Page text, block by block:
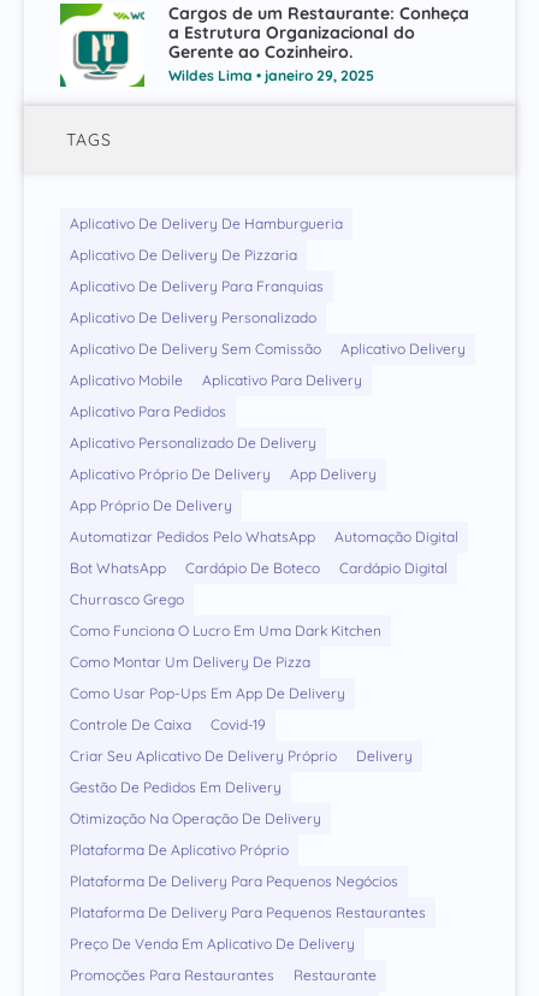
Cargos de um Restaurante: Conheça
a Estrutura Organizacional do
Gerente ao Cozinheiro.
Wildes Lima janeiro 29, 2025
TAGS
Aplicativo De Delivery De Hamburgueria
Aplicativo De Delivery De Pizzaria
Aplicativo De Delivery Para Franquias
Aplicativo De Delivery Personalizado
Aplicativo De Delivery Sem Comissão
Aplicativo Delivery
Aplicativo Mobile
Aplicativo Para Delivery
Aplicativo Para Pedidos
Aplicativo Personalizado De Delivery
Aplicativo Próprio De Delivery
App Delivery
App Próprio De Delivery
Automatizar Pedidos Pelo WhatsApp
Automação Digital
Bot WhatsApp
Cardápio De Boteco
Cardápio Digital
Churrasco Grego
Como Funciona O Lucro Em Uma Dark Kitchen
Como Montar Um Delivery De Pizza
Como Usar Pop-Ups Em App De Delivery
Controle De Caixa
Covid-19
Criar Seu Aplicativo De Delivery Próprio
Delivery
Gestão De Pedidos Em Delivery
Otimização Na Operação De Delivery
Plataforma De Aplicativo Próprio
Plataforma De Delivery Para Pequenos Negócios
Plataforma De Delivery Para Pequenos Restaurantes
Preço De Venda Em Aplicativo De Delivery
Promoções Para Restaurantes
Restaurante